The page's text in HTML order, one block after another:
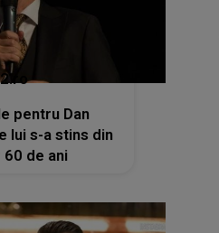
pentru Dan
lui s-a stins din
de ani